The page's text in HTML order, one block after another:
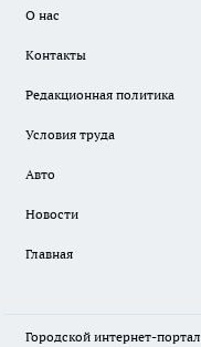
О нас
Контакты
Редакционная политика
Условия труда
Авто
Новости
Главная
Городской интернет-